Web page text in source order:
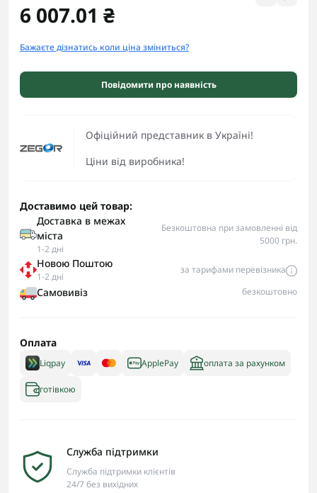
Офіційний представник в Україні!
Ціни від виробника!
6 007.01 ₴
Бажаєте дізнатись коли ціна зміниться?
Повідомити про наявність
Доставимо цей товар:
Доставка в межах
міста
1-2 дні
Безкоштовна при замовленні від
5000 грн.
Новою Поштою
1-2 дні
за тарифами перевізника
Самовивіз безкоштовно
Оплата
Liqpay ApplePay оплата за рахунком
готівкою
Служба підтримки
Служба підтримки клієнтів
24/7 без вихідних